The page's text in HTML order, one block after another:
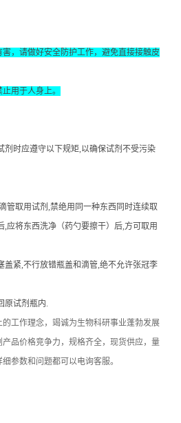
，请做好安全防护工作，避免直接接触皮
用于人身上。
剂时应遵守以下规矩,以确保试剂不受污染
管取用试剂,禁绝用同一种东西同时连续取
,应将东西洗净（药勺要擦干）后,方可取用
紧,不行放错瓶盖和滴管,绝不允许张冠李
原试剂瓶内.
的工作理念，竭诚为生物科研事业蓬勃发展
品价格竞争力，规格齐全，现货供应，量
参数和问题都可以电询客服。